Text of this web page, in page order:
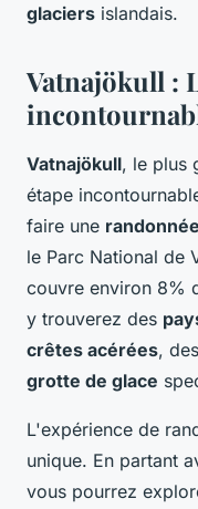
glaciers islandais.
Vatnajökull :
Vatnajökull, le plus
étape
faire une
le Parc National de
couvre environ 8%
y trouverez des
crêtes acérées, des
grotte de glace
L'expérience de
unique. En partant
vous pourrez